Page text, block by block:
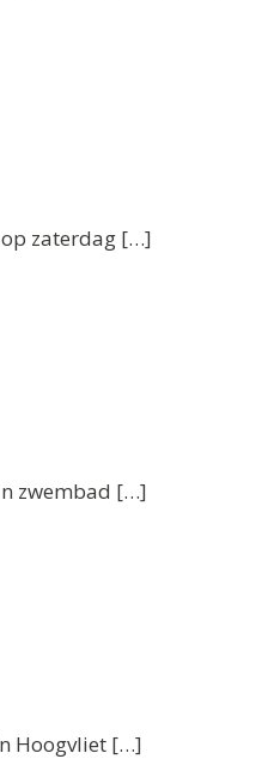
zaterdag […]
zwembad […]
Hoogvliet […]